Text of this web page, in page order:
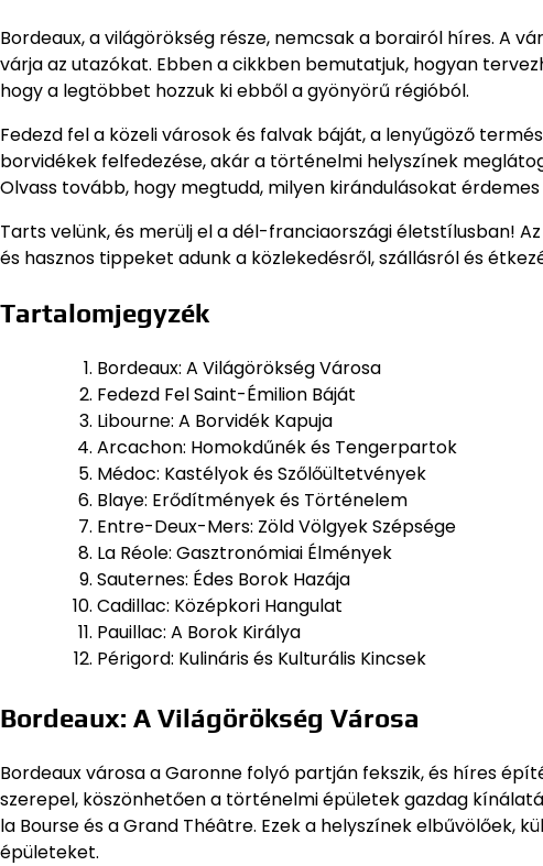
Bordeaux, a világörökség része, nemcsak a borairól híres. A
várja az utazókat. Ebben a cikkben bemutatjuk, hogyan
hogy a legtöbbet hozzuk ki ebből a gyönyörű régióból.
Fedezd fel a közeli városok és falvak báját, a lenyűgöző
borvidékek felfedezése, akár a történelmi helyszínek
Olvass tovább, hogy megtudd, milyen kirándulásokat
Tarts velünk, és merülj el a dél-franciaországi életstílusban!
és hasznos tippeket adunk a közlekedésről, szállásról és
Tartalomjegyzék
Bordeaux: A Világörökség Városa
Fedezd Fel Saint-Émilion Báját
Libourne: A Borvidék Kapuja
Arcachon: Homokdűnék és Tengerpartok
Médoc: Kastélyok és Szőlőültetvények
Blaye: Erődítmények és Történelem
Entre-Deux-Mers: Zöld Völgyek Szépsége
La Réole: Gasztronómiai Élmények
Sauternes: Édes Borok Hazája
Cadillac: Középkori Hangulat
Pauillac: A Borok Királya
Périgord: Kulináris és Kulturális Kincsek
Bordeaux: A Világörökség Városa
Bordeaux városa a Garonne folyó partján fekszik, és híres
szerepel, köszönhetően a történelmi épületek gazdag
la Bourse és a Grand Théâtre. Ezek a helyszínek elbűvölőek,
épületeket.